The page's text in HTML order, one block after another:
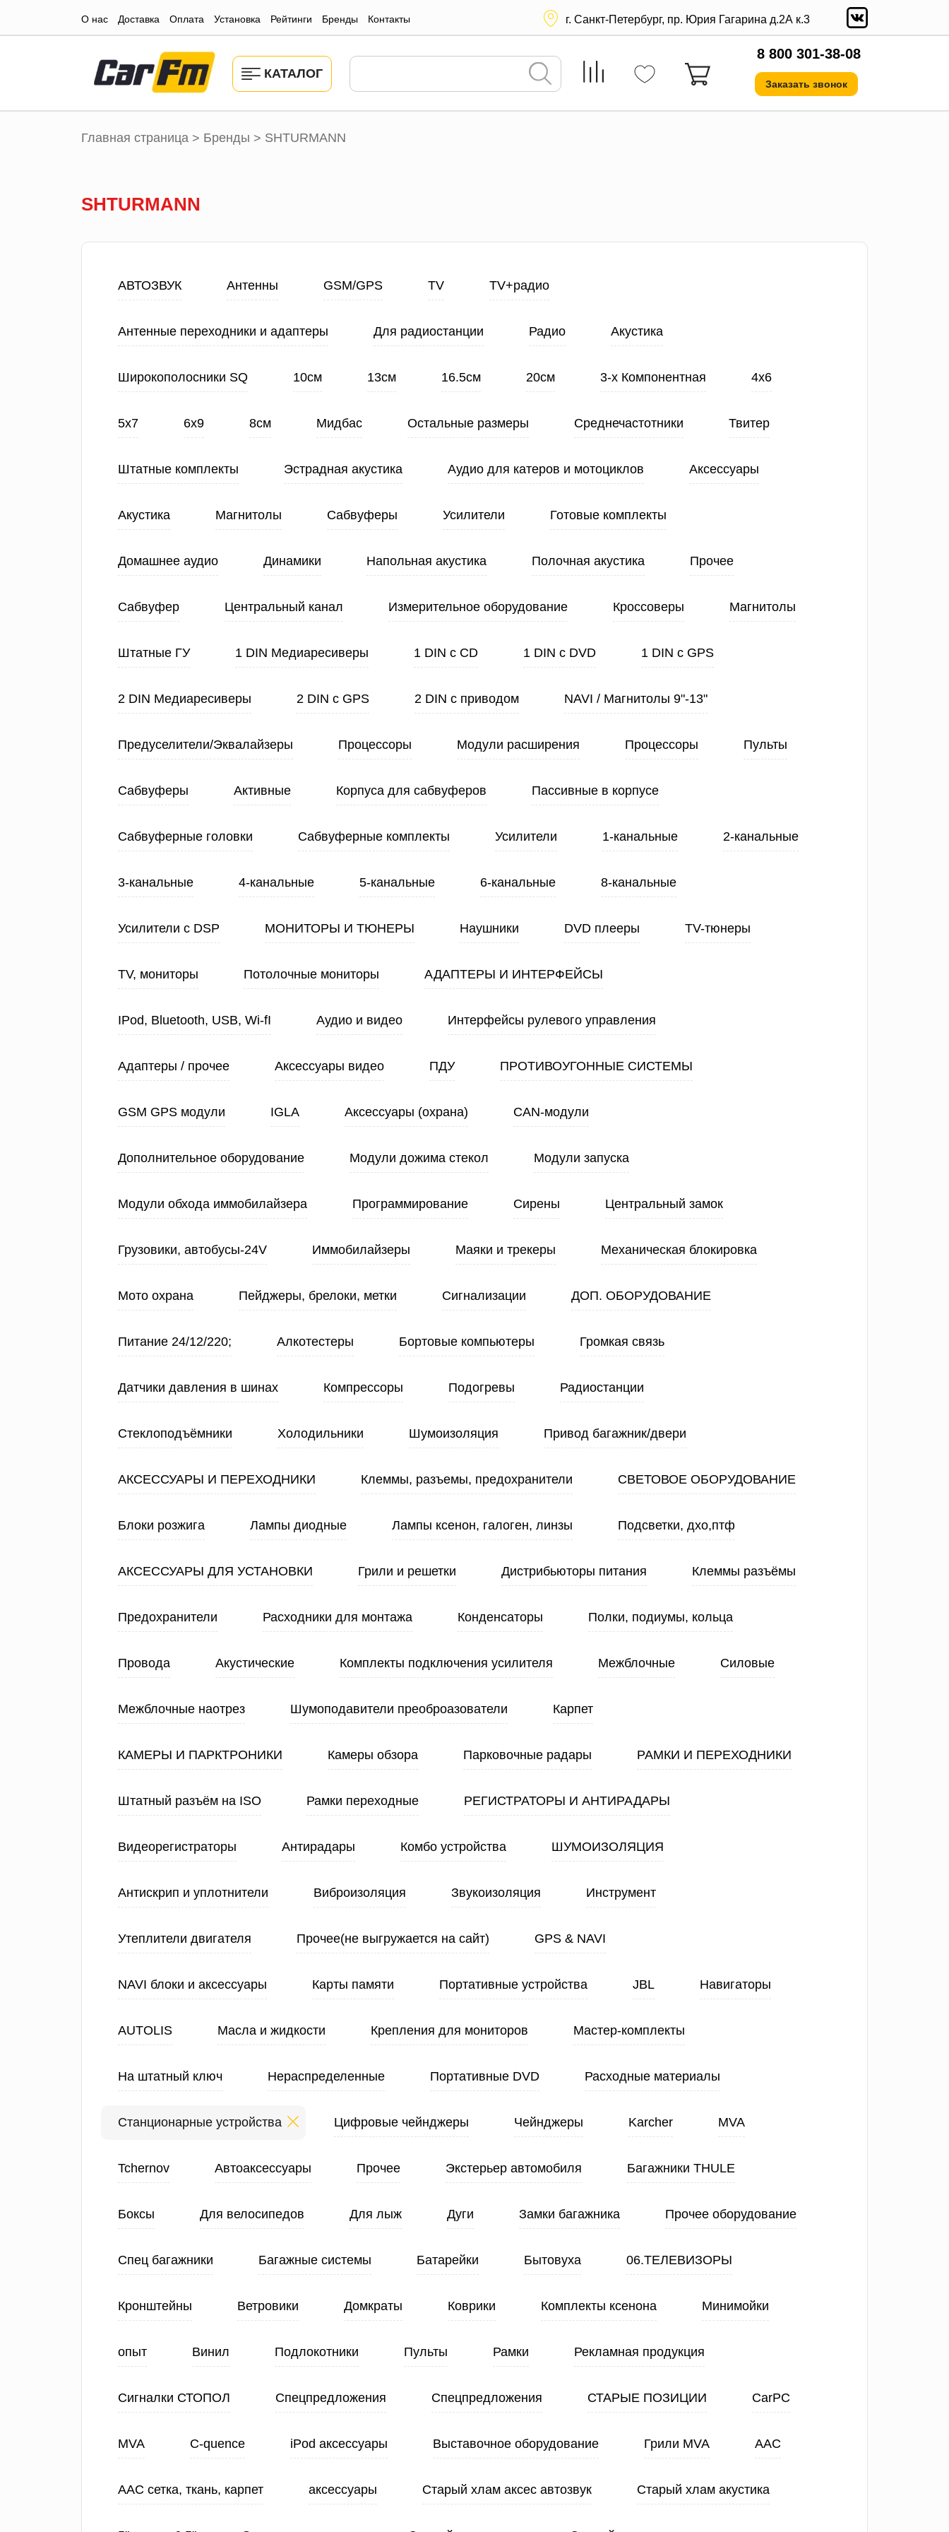
О нас Доставка Оплата Установка Рейтинги Бренды Контакты г. Санкт-Петербург, пр. Юрия Гагарина д.2А к.3
КАТАЛОГ
8 800 301-38-08
Заказать звонок
Главная страница > Бренды > SHTURMANN
SHTURMANN
АВТОЗВУК Антенны GSM/GPS TV TV+радио
Антенные переходники и адаптеры Для радиостанции Радио Акустика
Широкополосники SQ 10см 13см 16.5см 20см 3-х Компонентная 4х6
5х7 6х9 8см Мидбас Остальные размеры Среднечастотники Твитер
Штатные комплекты Эстрадная акустика Аудио для катеров и мотоциклов Аксессуары
Акустика Магнитолы Сабвуферы Усилители Готовые комплекты
Домашнее аудио Динамики Напольная акустика Полочная акустика Прочее
Сабвуфер Центральный канал Измерительное оборудование Кроссоверы Магнитолы
Штатные ГУ 1 DIN Медиаресиверы 1 DIN с CD 1 DIN с DVD 1 DIN с GPS
2 DIN Медиаресиверы 2 DIN с GPS 2 DIN с приводом NAVI / Магнитолы 9"-13"
Предуселители/Эквалайзеры Процессоры Модули расширения Процессоры Пульты
Сабвуферы Активные Корпуса для сабвуферов Пассивные в корпусе
Сабвуферные головки Сабвуферные комплекты Усилители 1-канальные 2-канальные
3-канальные 4-канальные 5-канальные 6-канальные 8-канальные
Усилители с DSP МОНИТОРЫ И ТЮНЕРЫ Наушники DVD плееры TV-тюнеры
TV, мониторы Потолочные мониторы АДАПТЕРЫ И ИНТЕРФЕЙСЫ
IPod, Bluetooth, USB, Wi-fI Аудио и видео Интерфейсы рулевого управления
Адаптеры / прочее Аксессуары видео ПДУ ПРОТИВОУГОННЫЕ СИСТЕМЫ
GSM GPS модули IGLA Аксессуары (охрана) CAN-модули
Дополнительное оборудование Модули дожима стекол Модули запуска
Модули обхода иммобилайзера Программирование Сирены Центральный замок
Грузовики, автобусы-24V Иммобилайзеры Маяки и трекеры Механическая блокировка
Мото охрана Пейджеры, брелоки, метки Сигнализации ДОП. ОБОРУДОВАНИЕ
Питание 24/12/220; Алкотестеры Бортовые компьютеры Громкая связь
Датчики давления в шинах Компрессоры Подогревы Радиостанции
Стеклоподъёмники Холодильники Шумоизоляция Привод багажник/двери
АКСЕССУАРЫ И ПЕРЕХОДНИКИ Клеммы, разъемы, предохранители СВЕТОВОЕ ОБОРУДОВАНИЕ
Блоки розжига Лампы диодные Лампы ксенон, галоген, линзы Подсветки, дхо,птф
АКСЕССУАРЫ ДЛЯ УСТАНОВКИ Грили и решетки Дистрибьюторы питания Клеммы разъёмы
Предохранители Расходники для монтажа Конденсаторы Полки, подиумы, кольца
Провода Акустические Комплекты подключения усилителя Межблочные Силовые
Межблочные наотрез Шумоподавители преоброазователи Карпет
КАМЕРЫ И ПАРКТРОНИКИ Камеры обзора Парковочные радары РАМКИ И ПЕРЕХОДНИКИ
Штатный разъём на ISO Рамки переходные РЕГИСТРАТОРЫ И АНТИРАДАРЫ
Видеорегистраторы Антирадары Комбо устройства ШУМОИЗОЛЯЦИЯ
Антискрип и уплотнители Виброизоляция Звукоизоляция Инструмент
Утеплители двигателя Прочее(не выгружается на сайт) GPS & NAVI
NAVI блоки и аксессуары Карты памяти Портативные устройства JBL Навигаторы
AUTOLIS Масла и жидкости Крепления для мониторов Мастер-комплекты
На штатный ключ Нераспределенные Портативные DVD Расходные материалы
Станционарные устройства Цифровые чейнджеры Чейнджеры Karcher MVA
Tchernov Автоаксессуары Прочее Экстерьер автомобиля Багажники THULE
Боксы Для велосипедов Для лыж Дуги Замки багажника Прочее оборудование
Спец багажники Багажные системы Батарейки Бытовуха 06.ТЕЛЕВИЗОРЫ
Кронштейны Ветровики Домкраты Коврики Комплекты ксенона Минимойки
опыт Винил Подлокотники Пульты Рамки Рекламная продукция
Сигналки СТОПОЛ Спецпредложения Спецпредложения СТАРЫЕ ПОЗИЦИИ CarPC
MVA C-quence iPod аксессуары Выставочное оборудование Грили MVA ААС
ААС сетка, ткань, карпет аксессуары Старый хлам аксес автозвук Старый хлам акустика